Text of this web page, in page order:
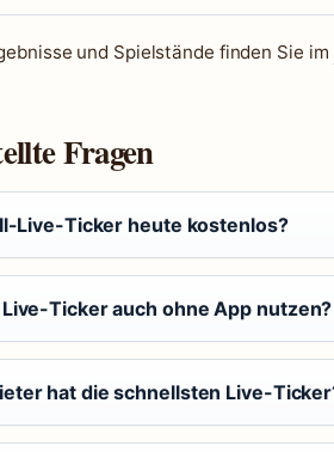
und Spielstände finden Sie im
Fragen
Live-Ticker heute kostenlos?
Ticker auch ohne App nutzen?
hat die schnellsten Live-